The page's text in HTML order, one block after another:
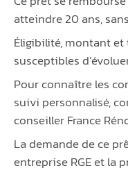
atteindre 20 ans,
Éligibilité, montant
susceptibles
Pour connaître les
suivi personnalisé,
conseiller France
La demande de ce
entreprise RGE et la